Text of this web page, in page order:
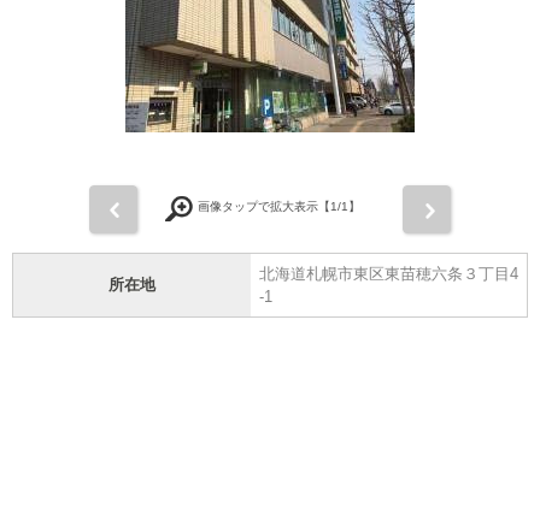
画像タップで拡大表示【1/1】
所在地
北海道札幌市東区東苗穂六条３丁目4
-1